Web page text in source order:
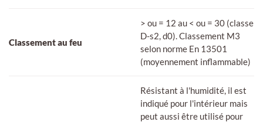
Classement au feu
> ou = 12 au < ou = 30 (classe
D-s2, d0). Classement M3
selon norme En 13501
(moyennement inflammable)
Résistant à l'humidité, il est
indiqué pour l'intérieur mais
peut aussi être utilisé pour